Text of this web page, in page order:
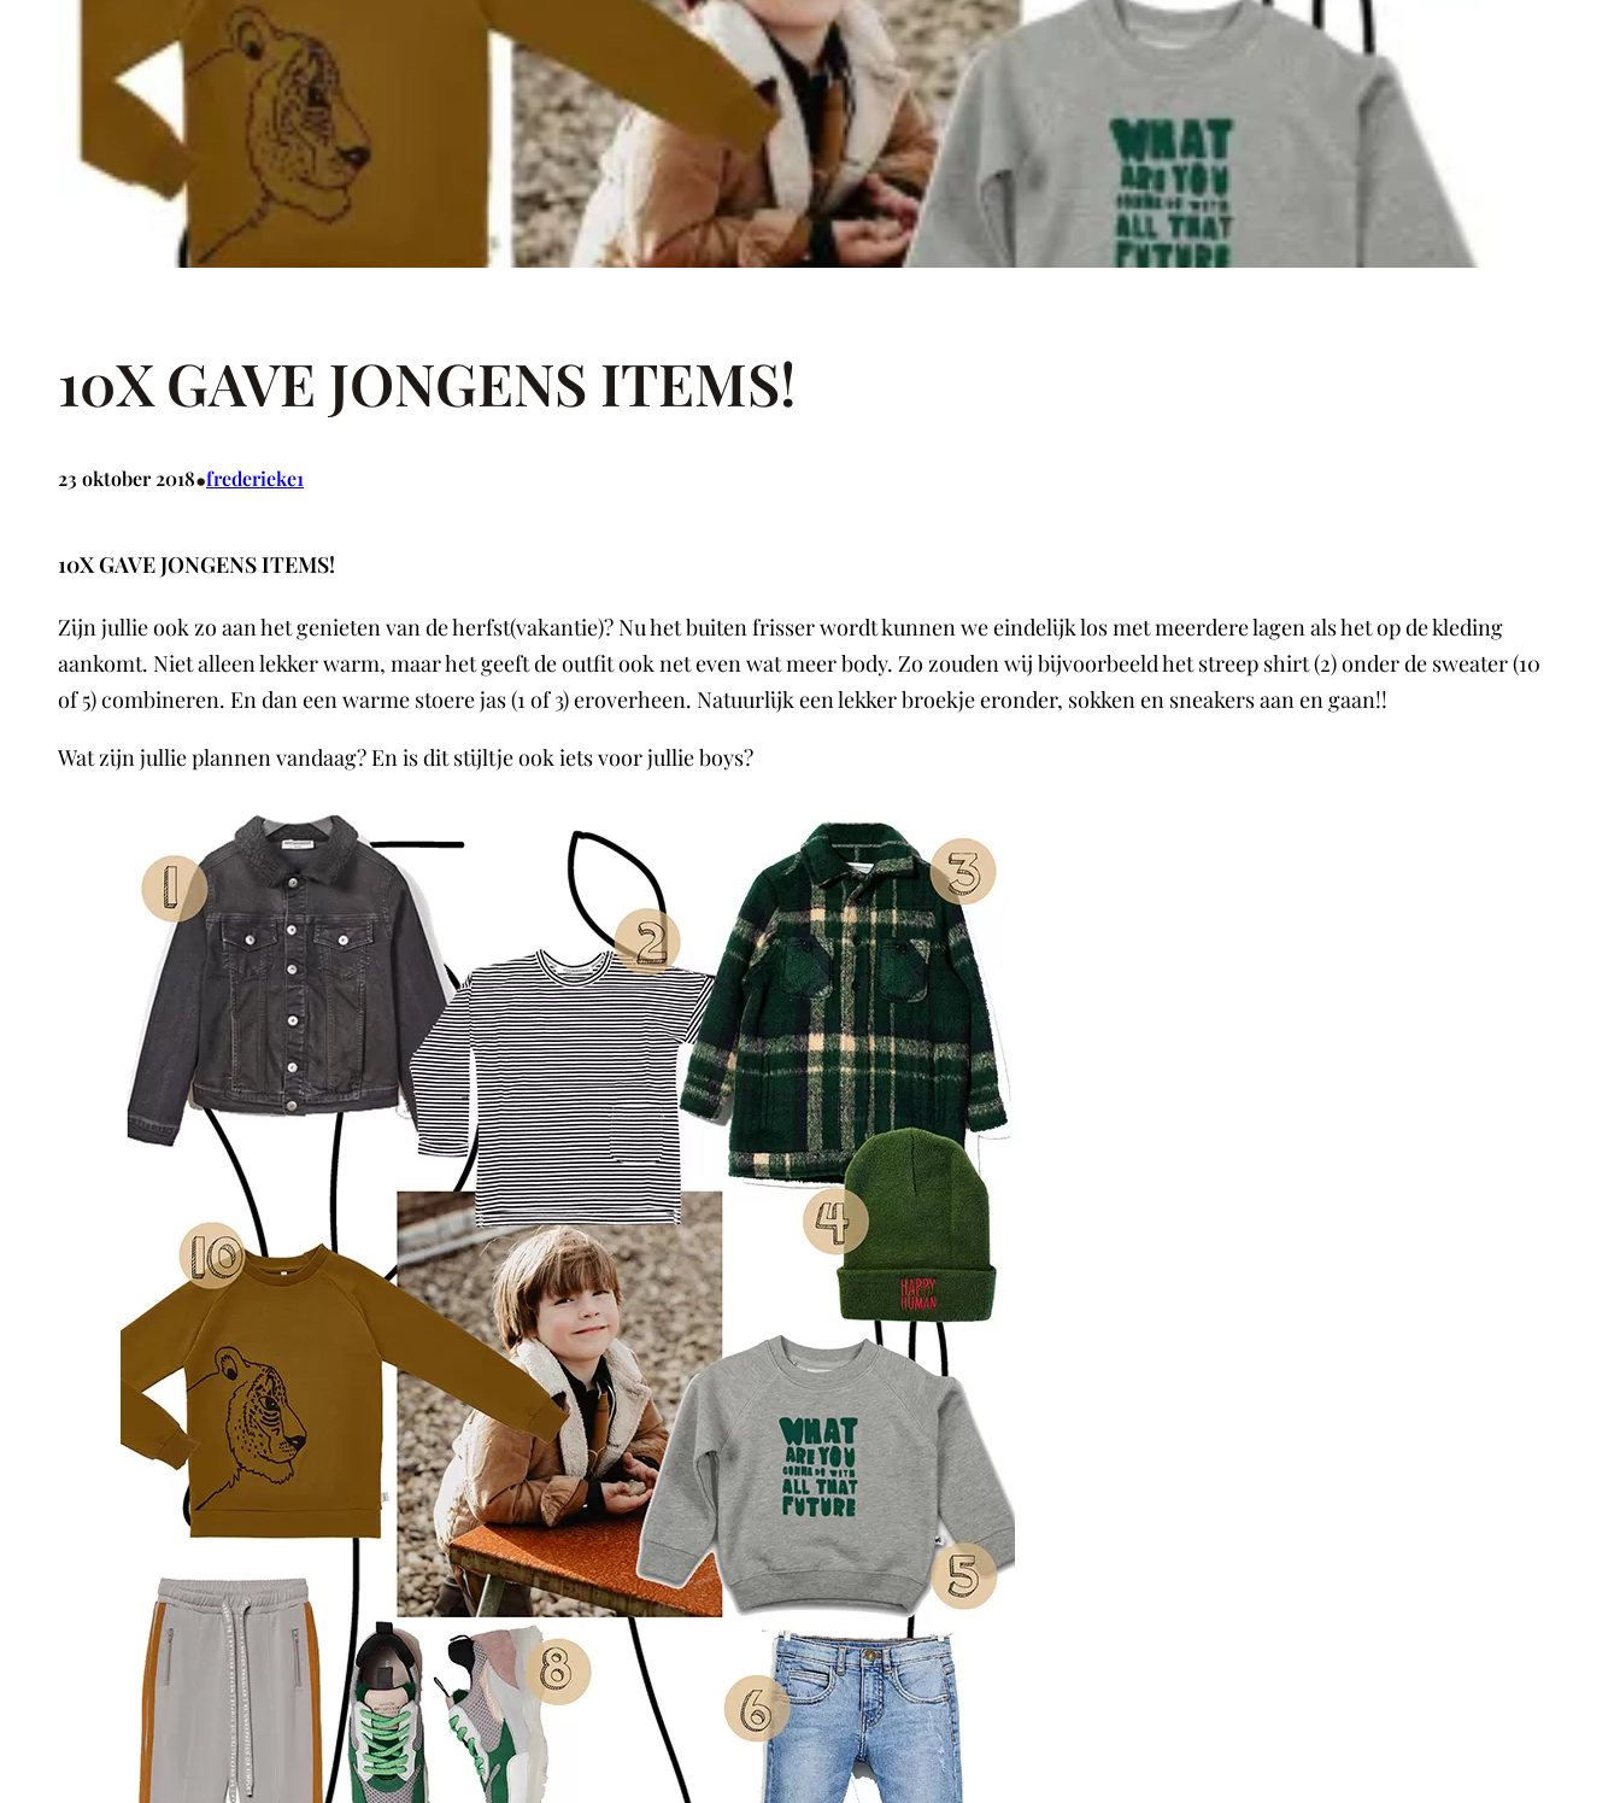
10X GAVE JONGENS ITEMS!
23 oktober 2018•frederieke1
10X GAVE JONGENS ITEMS!
Zijn jullie ook zo aan het genieten van de herfst(vakantie)? Nu het buiten frisser wordt kunnen we eindelijk los met meerdere lagen als het op de kleding
aankomt. Niet alleen lekker warm, maar het geeft de outfit ook net even wat meer body. Zo zouden wij bijvoorbeeld het streep shirt (2) onder de sweater (10
of 5) combineren. En dan een warme stoere jas (1 of 3) eroverheen. Natuurlijk een lekker broekje eronder, sokken en sneakers aan en gaan!!
Wat zijn jullie plannen vandaag? En is dit stijltje ook iets voor jullie boys?